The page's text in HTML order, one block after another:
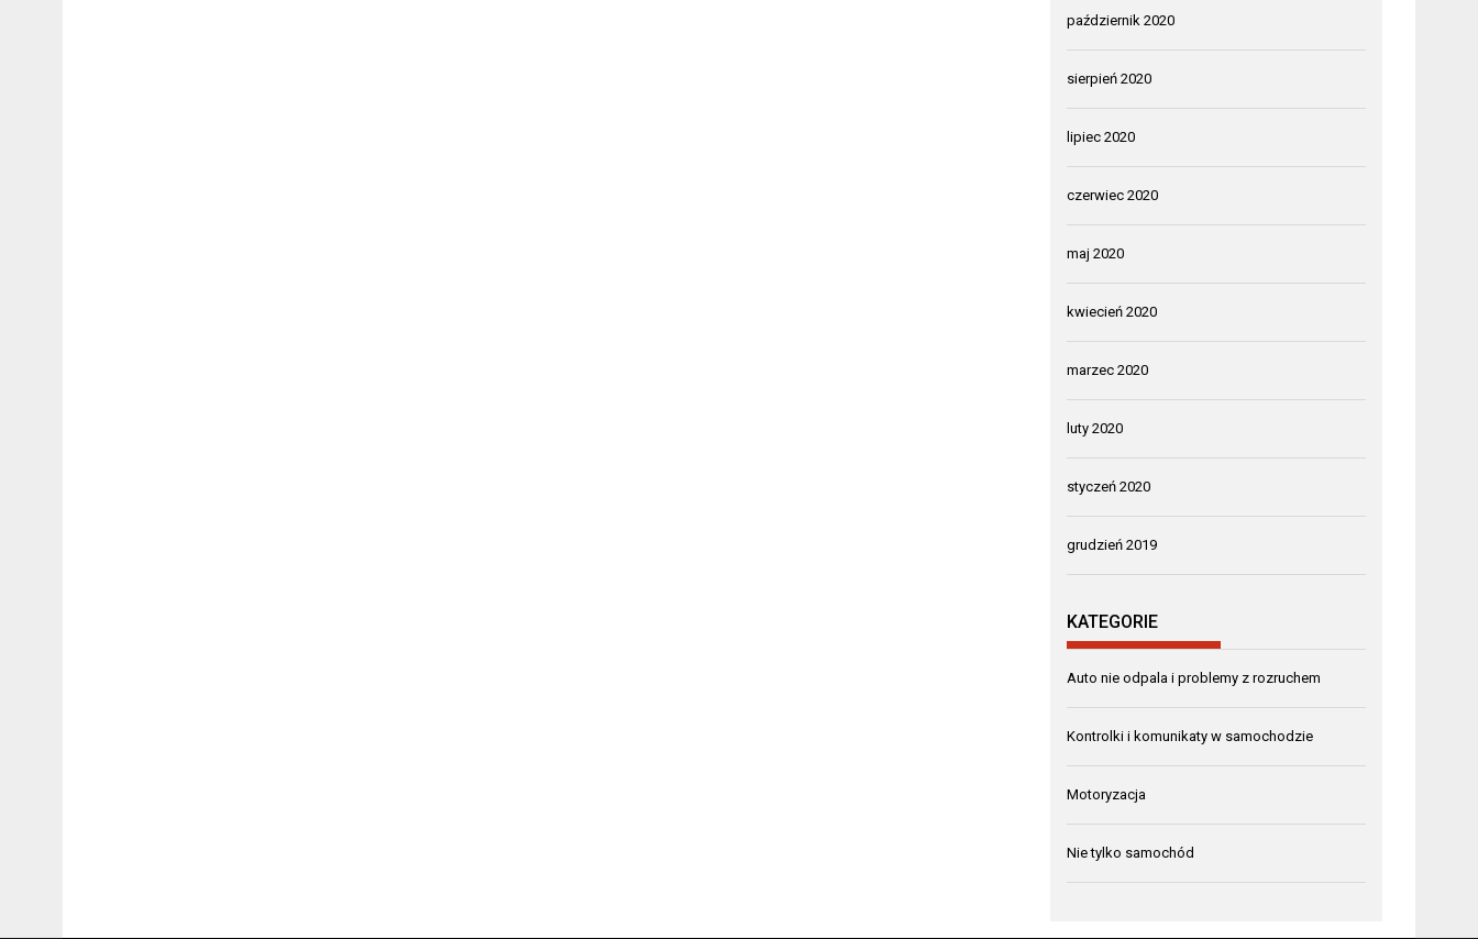
październik 2020
sierpień 2020
lipiec 2020
czerwiec 2020
maj 2020
kwiecień 2020
marzec 2020
luty 2020
styczeń 2020
grudzień 2019
KATEGORIE
Auto nie odpala i problemy z rozruchem
Kontrolki i komunikaty w samochodzie
Motoryzacja
Nie tylko samochód